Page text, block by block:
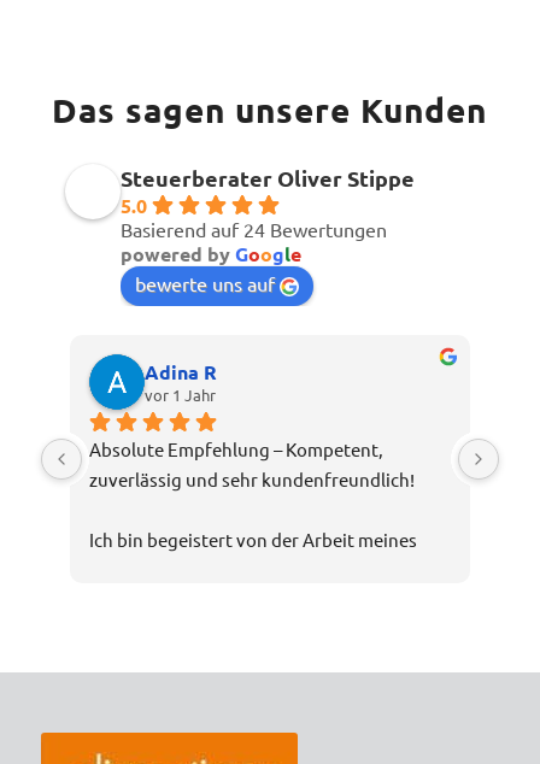
Das sagen unsere Kunden
Steuerberater Oliver Stippe
5.0
Basierend auf 24 Bewertungen
powered byGoogle
bewerte uns auf
Adina R
vor 1 Jahr
Absolute Empfehlung – Kompetent,
zuverlässig und sehr kundenfreundlich!
Ich bin begeistert von der Arbeit meines